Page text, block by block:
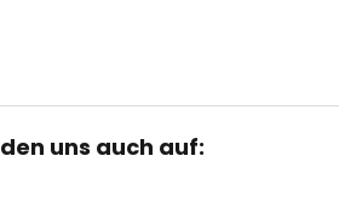
uns auch auf: